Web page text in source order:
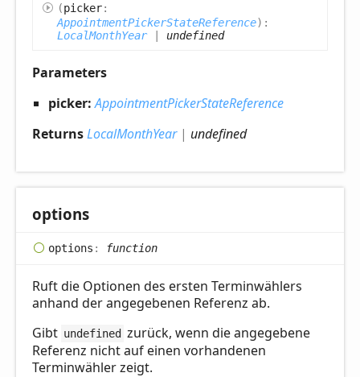
(picker:
AppointmentPickerStateReference) :
LocalMonthYear| undefined
Parameters
picker:AppointmentPickerStateReference
ReturnsLocalMonthYear | undefined
options
options : function
Ruft die Optionen des ersten Terminwählers
anhand der angegebenen Referenz ab.
Gibt undefined zurück, wenn die angegebene
Referenz nicht auf einen vorhandenen
Terminwähler zeigt.